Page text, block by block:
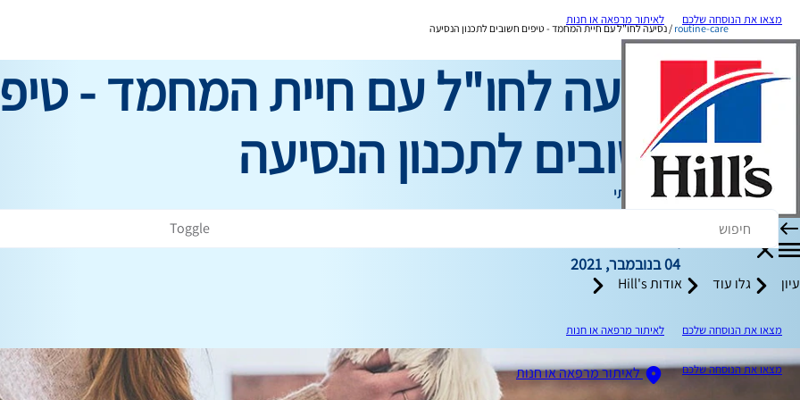
מצאו את הנוסחה שלכם לאיתור מרפאה או חנות
Toggle
עיון גלו עוד אודות Hill's
מצאו את הנוסחה שלכם לאיתור מרפאה או חנות
מצאו את הנוסחה שלכם לאיתור מרפאה או חנות
routine-care נסיעה לחו"ל עם חיית המחמד - טיפים חשובים לתכנון הנסיעה
נסיעה לחו"ל עם חיית המחמד -
חשובים לתכנון הנסיעה
טיפול שגרתי
כותב צוות
04 בנובמבר, 2021